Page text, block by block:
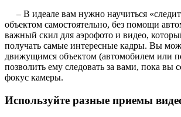
– В идеале вам нужно научиться
объектом самостоятельно, без помощи
важный скил для аэрофото и видео,
получать самые интересные кадры. Вы
движущимся объектом (автомобилем или
позволить ему следовать за вами, пока вы
фокус камеры.
Используйте разные приемы